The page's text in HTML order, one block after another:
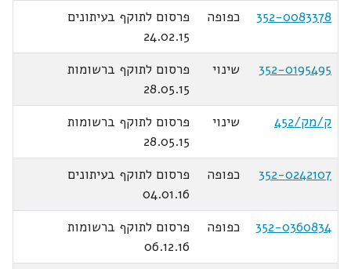
352-0083378 כפופה
פרסום לתוקף בעיתונים
24.02.15
352-0195495
שינוי
פרסום לתוקף ברשומות
28.05.15
ק/מק/452
שינוי
פרסום לתוקף ברשומות
28.05.15
352-0242107
כפופה
פרסום לתוקף בעיתונים
04.01.16
352-0360834
כפופה
פרסום לתוקף ברשומות
06.12.16